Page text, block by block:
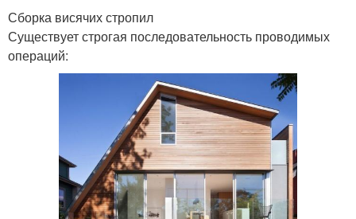
Сборка висячих стропил
Существует строгая последовательность проводимых
операций: